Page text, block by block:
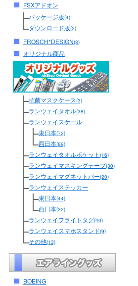
FSXアドオン
パッケージ版(4)
ダウンロード版(2)
FROSCH*DESIGN(3)
オリジナル商品
抗菌マスクケース(3)
ランウェイタオル(38)
ランウェイスケール
東日本(72)
西日本(89)
ランウェイタオルポケット (16)
ランウェイマスキングテープ(30)
ランウェイマグネットバー(20)
ランウェイステッカー
東日本(44)
西日本(32)
ランウェイフライトタグ(40)
ランウェイスマホスタンド(9)
その他(13)
BOEING